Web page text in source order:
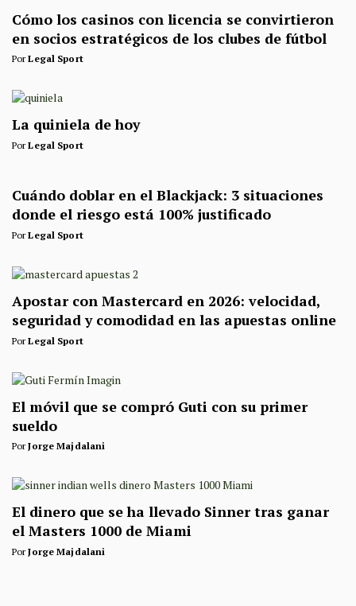
Cómo los casinos con licencia se convirtieron
en socios estratégicos de los clubes de fútbol
PorLegal Sport
La quiniela de hoy
PorLegal Sport
Cuándo doblar en el Blackjack: 3 situaciones
donde el riesgo está 100% justificado
PorLegal Sport
Apostar con Mastercard en 2026: velocidad,
seguridad y comodidad en las apuestas online
PorLegal Sport
El móvil que se compró Guti con su primer
sueldo
PorJorge Majdalani
El dinero que se ha llevado Sinner tras ganar
el Masters 1000 de Miami
PorJorge Majdalani